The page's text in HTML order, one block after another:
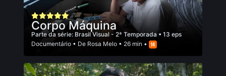
Corpo Máquina
Parte da série: Brasil Visual - 2ª Temporada • 13 eps
Documentário • De Rosa Melo • 26 min •